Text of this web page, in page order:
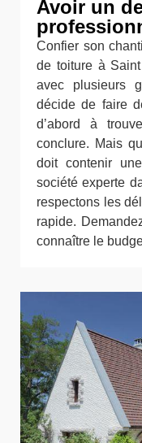
Avoir un
Confier son
de toiture à
avec plusieurs
décide de faire
d’abord à
conclure. Mais
doit contenir
société experte
respectons les
rapide.
connaître le